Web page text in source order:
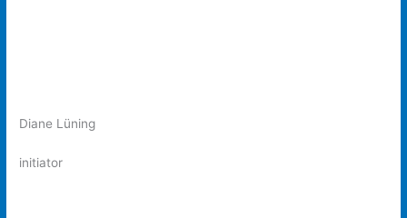
Diane Lüning
initiator